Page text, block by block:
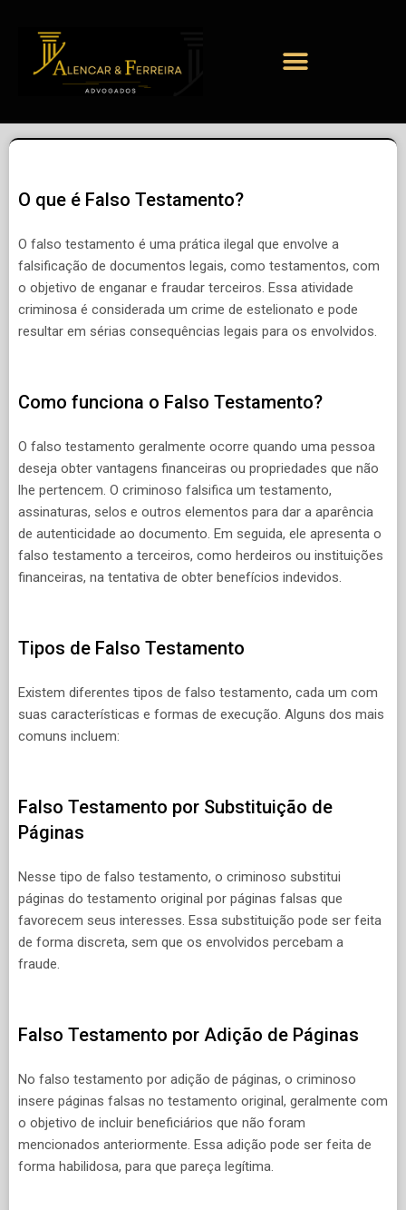
O que é Falso Testamento?
O falso testamento é uma prática ilegal que envolve a
falsificação de documentos legais, como testamentos, com
o objetivo de enganar e fraudar terceiros. Essa atividade
criminosa é considerada um crime de estelionato e pode
resultar em sérias consequências legais para os envolvidos.
Como funciona o Falso Testamento?
O falso testamento geralmente ocorre quando uma pessoa
deseja obter vantagens financeiras ou propriedades que não
lhe pertencem. O criminoso falsifica um testamento,
assinaturas, selos e outros elementos para dar a aparência
de autenticidade ao documento. Em seguida, ele apresenta o
falso testamento a terceiros, como herdeiros ou instituições
financeiras, na tentativa de obter benefícios indevidos.
Tipos de Falso Testamento
Existem diferentes tipos de falso testamento, cada um com
suas características e formas de execução. Alguns dos mais
comuns incluem:
Falso Testamento por Substituição de
Páginas
Nesse tipo de falso testamento, o criminoso substitui
páginas do testamento original por páginas falsas que
favorecem seus interesses. Essa substituição pode ser feita
de forma discreta, sem que os envolvidos percebam a
fraude.
Falso Testamento por Adição de Páginas
No falso testamento por adição de páginas, o criminoso
insere páginas falsas no testamento original, geralmente com
o objetivo de incluir beneficiários que não foram
mencionados anteriormente. Essa adição pode ser feita de
forma habilidosa, para que pareça legítima.